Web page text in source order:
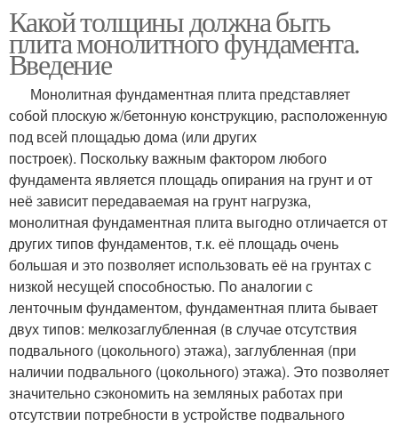
Какой толщины должна быть
плита монолитного фундамента.
Введение
Монолитная фундаментная плита представляет
собой плоскую ж/бетонную конструкцию, расположенную
под всей площадью дома (или других
построек). Поскольку важным фактором любого
фундамента является площадь опирания на грунт и от
неё зависит передаваемая на грунт нагрузка,
монолитная фундаментная плита выгодно отличается от
других типов фундаментов, т.к. её площадь очень
большая и это позволяет использовать её на грунтах с
низкой несущей способностью. По аналогии с
ленточным фундаментом, фундаментная плита бывает
двух типов: мелкозаглубленная (в случае отсутствия
подвального (цокольного) этажа), заглубленная (при
наличии подвального (цокольного) этажа). Это позволяет
значительно сэкономить на земляных работах при
отсутствии потребности в устройстве подвального